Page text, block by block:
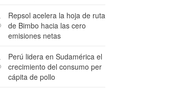
Repsol acelera la hoja de ruta
de Bimbo hacia las cero
emisiones netas
Perú lidera en Sudamérica el
crecimiento del consumo per
cápita de pollo